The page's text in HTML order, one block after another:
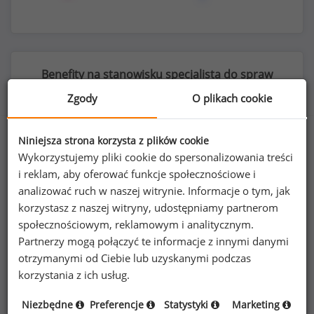
Benefity na stanowisku specjalista do spraw
turystyki przyjazdowej
47%
karnety na siłownie i do klubów fitness
Zgody O plikach cookie
Niniejsza strona korzysta z plików cookie
Wykorzystujemy pliki cookie do spersonalizowania treści
i reklam, aby oferować funkcje społecznościowe i
analizować ruch w naszej witrynie. Informacje o tym, jak
korzystasz z naszej witryny, udostępniamy partnerom
społecznościowym, reklamowym i analitycznym.
Partnerzy mogą połączyć te informacje z innymi danymi
otrzymanymi od Ciebie lub uzyskanymi podczas
korzystania z ich usług.
Niezbędne Preferencje Statystyki Marketing